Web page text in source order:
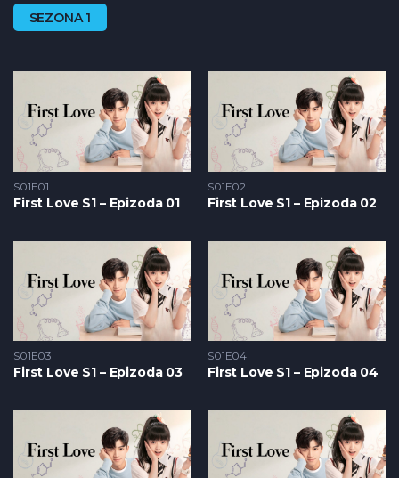
SEZONA 1
S01E01
First Love S1 – Epizoda 01
S01E02
First Love S1 – Epizoda 02
S01E03
First Love S1 – Epizoda 03
S01E04
First Love S1 – Epizoda 04